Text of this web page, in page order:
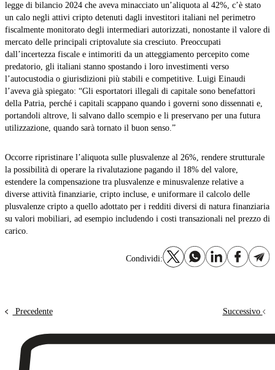
legge di bilancio 2024 che aveva minacciato un’aliquota al 42%, c’è stato
un calo negli attivi cripto detenuti dagli investitori italiani nel perimetro
fiscalmente monitorato degli intermediari autorizzati, nonostante il valore di
mercato delle principali criptovalute sia cresciuto. Preoccupati
dall’incertezza fiscale e intimoriti da un atteggiamento percepito come
predatorio, gli italiani stanno spostando i loro investimenti verso
l’autocustodia o giurisdizioni più stabili e competitive. Luigi Einaudi
l’aveva già spiegato: “Gli esportatori illegali di capitale sono benefattori
della Patria, perché i capitali scappano quando i governi sono dissennati e,
portandoli altrove, li salvano dallo scempio e li preservano per una futura
utilizzazione, quando sarà tornato il buon senso.”
Occorre ripristinare l’aliquota sulle plusvalenze al 26%, rendere strutturale
la possibilità di operare la rivalutazione pagando il 18% del valore,
estendere la compensazione tra plusvalenze e minusvalenze relative a
diverse attività finanziarie, cripto incluse, e uniformare il calcolo delle
plusvalenze cripto a quello adottato per i redditi diversi di natura finanziaria
su valori mobiliari, ad esempio includendo i costi transazionali nel prezzo di
carico.
Condividi:
Precedente Successivo